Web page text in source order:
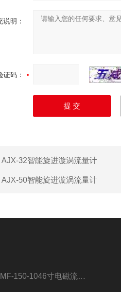
说明：
证码：
AJX-32智能旋进漩涡流量计
AJX-50智能旋进漩涡流量计
AMF-150-1046寸电磁流量计